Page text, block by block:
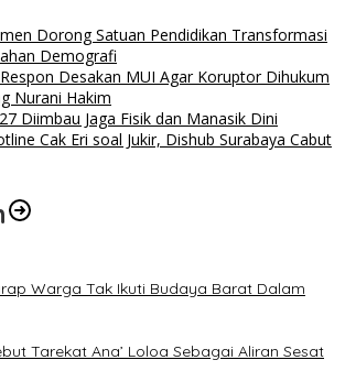
Dorong Satuan Pendidikan Transformasi
Demografi
Desakan MUI Agar Koruptor Dihukum
Nurani Hakim
Diimbau Jaga Fisik dan Manasik Dini
Cak Eri soal Jukir, Dishub Surabaya Cabut
Warga Tak Ikuti Budaya Barat Dalam
Tarekat Ana’ Loloa Sebagai Aliran Sesat